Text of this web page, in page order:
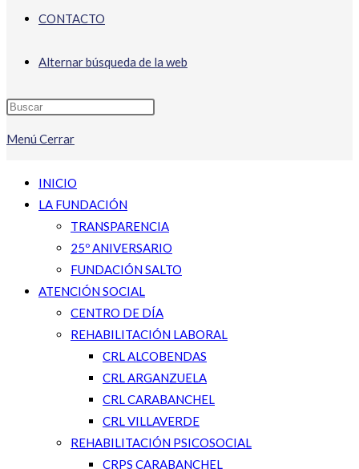
CONTACTO
Alternar búsqueda de la web
Menú Cerrar
INICIO
LA FUNDACIÓN
TRANSPARENCIA
25º ANIVERSARIO
FUNDACIÓN SALTO
ATENCIÓN SOCIAL
CENTRO DE DÍA
REHABILITACIÓN LABORAL
CRL ALCOBENDAS
CRL ARGANZUELA
CRL CARABANCHEL
CRL VILLAVERDE
REHABILITACIÓN PSICOSOCIAL
CRPS CARABANCHEL